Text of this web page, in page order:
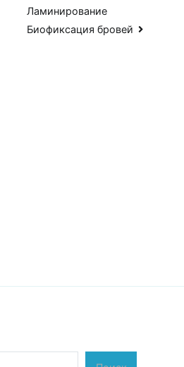
Ламинирование
Биофиксация бровей